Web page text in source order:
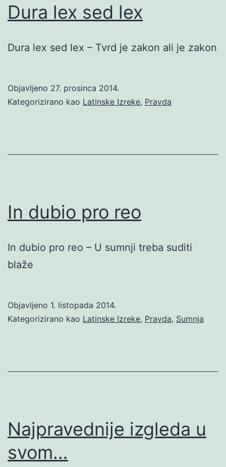
Dura lex sed lex
Dura lex sed lex – Tvrd je zakon ali je zakon
Objavljeno 27. prosinca 2014.
Kategorizirano kao Latinske Izreke, Pravda
In dubio pro reo
In dubio pro reo – U sumnji treba suditi
blaže
Objavljeno 1. listopada 2014.
Kategorizirano kao Latinske Izreke, Pravda, Sumnja
Najpravednije izgleda u
svom…